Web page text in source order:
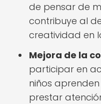
de pensar de
contribuye al
creatividad en
Mejora de la
participar en
niños
prestar